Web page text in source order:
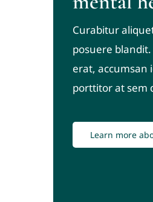
Curabitur
posuere
erat, accumsan
porttitor at sem
Learn more